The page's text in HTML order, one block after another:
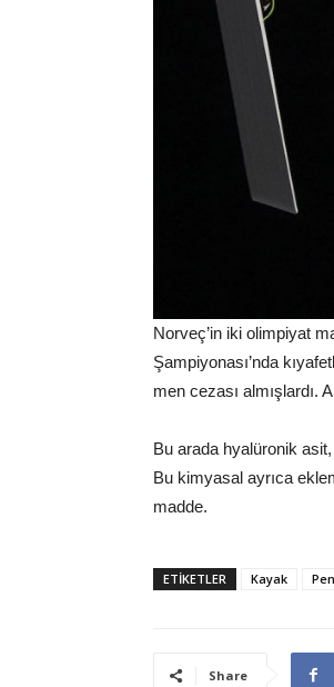
Norveç’in iki olimpiyat
Şampiyonası’nda
men cezası almışlardı.
Bu arada hyalüronik
Bu kimyasal ayrıca
madde.
ETİKETLER Kayak
Share